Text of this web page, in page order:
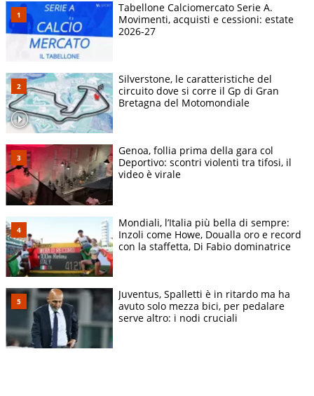
Tabellone Calciomercato Serie A.
Movimenti, acquisti e cessioni: estate
2026-27
Silverstone, le caratteristiche del
circuito dove si corre il Gp di Gran
Bretagna del Motomondiale
Genoa, follia prima della gara col
Deportivo: scontri violenti tra tifosi, il
video è virale
Mondiali, l’Italia più bella di sempre:
Inzoli come Howe, Doualla oro e record
con la staffetta, Di Fabio dominatrice
Juventus, Spalletti è in ritardo ma ha
avuto solo mezza bici, per pedalare
serve altro: i nodi cruciali